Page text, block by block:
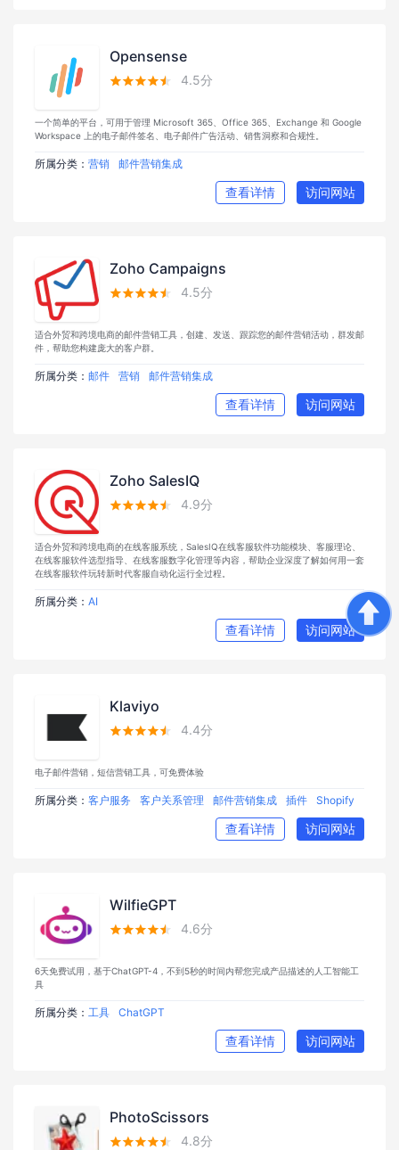
Opensense
 4.5分
一个简单的平台，可用于管理 Microsoft 365、Office 365、Exchange 和 Google
Workspace 上的电子邮件签名、电子邮件广告活动、销售洞察和合规性。
所属分类： 营销 邮件营销集成
查看详情 访问网站
Zoho Campaigns
 4.5分
适合外贸和跨境电商的邮件营销工具，创建、发送、跟踪您的邮件营销活动，群发邮
件，帮助您构建庞大的客户群。
所属分类： 邮件 营销 邮件营销集成
查看详情 访问网站
Zoho SalesIQ
 4.9分
适合外贸和跨境电商的在线客服系统，SalesIQ在线客服软件功能模块、客服理论、
在线客服软件选型指导、在线客服数字化管理等内容，帮助企业深度了解如何用一套
在线客服软件玩转新时代客服自动化运行全过程。
所属分类： AI
查看详情 访问网站
Klaviyo
 4.4分
电子邮件营销，短信营销工具，可免费体验
所属分类： 客户服务 客户关系管理 邮件营销集成 插件 Shopify
查看详情 访问网站
WilfieGPT
 4.6分
6天免费试用，基于ChatGPT-4，不到5秒的时间内帮您完成产品描述的人工智能工
具
所属分类： 工具 ChatGPT
查看详情 访问网站
PhotoScissors
 4.8分